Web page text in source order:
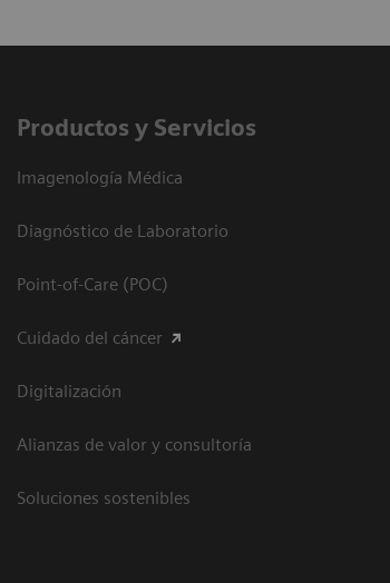
Productos y Servicios
Imagenología Médica
Diagnóstico de Laboratorio
Point-of-Care (POC)
Cuidado del cáncer
Digitalización
Alianzas de valor y consultoría
Soluciones sostenibles